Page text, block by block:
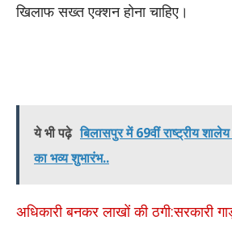
खिलाफ सख्त एक्शन होना चाहिए।
ये भी पढ़े बिलासपुर में 69वीं राष्ट्रीय शालेय
का भव्य शुभारंभ..
अधिकारी बनकर लाखों की ठगी:सरकारी